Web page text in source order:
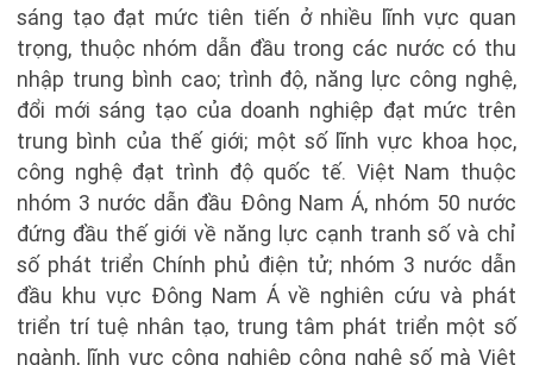
sáng tạo đạt mức tiên tiến ở nhiều lĩnh vực quan
trọng, thuộc nhóm dẫn đầu trong các nước có thu
nhập trung bình cao; trình độ, năng lực công nghệ,
đổi mới sáng tạo của doanh nghiệp đạt mức trên
trung bình của thế giới; một số lĩnh vực khoa học,
công nghệ đạt trình độ quốc tế. Việt Nam thuộc
nhóm 3 nước dẫn đầu Đông Nam Á, nhóm 50 nước
đứng đầu thế giới về năng lực cạnh tranh số và chỉ
số phát triển Chính phủ điện tử; nhóm 3 nước dẫn
đầu khu vực Đông Nam Á về nghiên cứu và phát
triển trí tuệ nhân tạo, trung tâm phát triển một số
ngành, lĩnh vực công nghiệp công nghệ số mà Việt